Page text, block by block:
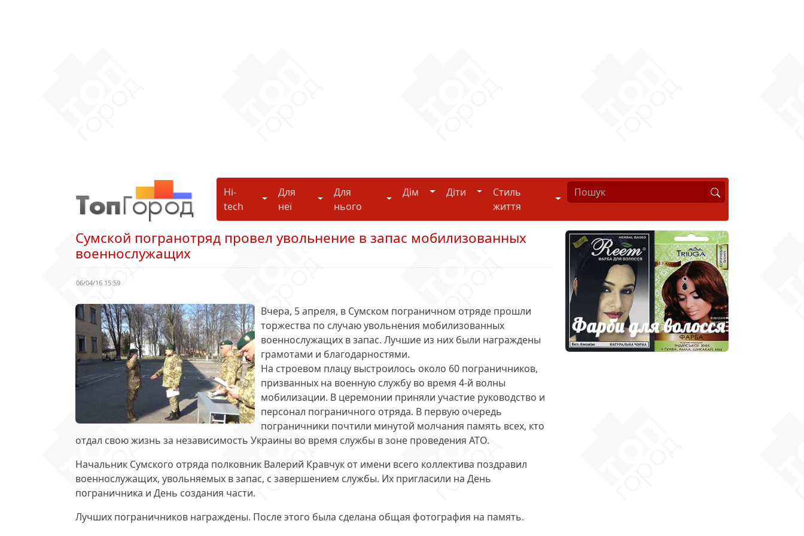
Hi-
tech
Hi-tech
Для
неї
Для неї
Для
нього
Для нього
Дім Дім Діти ДітиСтиль
життя
Стиль життя
Сумской погранотряд провел увольнение в запас мобилизованных
военнослужащих
06/04/16 15:59
Вчера, 5 апреля, в Сумском пограничном отряде прошли
торжества по случаю увольнения мобилизованных
военнослужащих в запас. Лучшие из них были награждены
грамотами и благодарностями.
На строевом плацу выстроилось около 60 пограничников,
призванных на военную службу во время 4-й волны
мобилизации. В церемонии приняли участие руководство и
персонал пограничного отряда. В первую очередь
пограничники почтили минутой молчания память всех, кто
отдал свою жизнь за независимость Украины во время службы в зоне проведения АТО.
Начальник Сумского отряда полковник Валерий Кравчук от имени всего коллектива поздравил
военнослужащих, увольняемых в запас, с завершением службы. Их пригласили на День
пограничника и День создания части.
Лучших пограничников награждены. После этого была сделана общая фотография на память.